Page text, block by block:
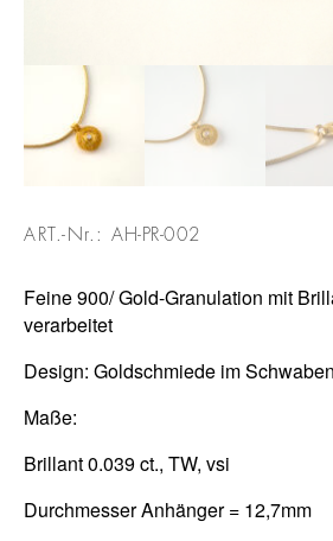
ART.-Nr.: AH-PR-002
Feine 900/ Gold-Granulation mit
verarbeitet
Design: Goldschmiede im
Maße:
Brillant 0.039 ct., TW, vsi
Durchmesser Anhänger = 12,7mm